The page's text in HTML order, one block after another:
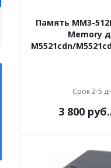
Память MM3-
Memory
M5521cdn/
Срок 2-5
3 800 руб.